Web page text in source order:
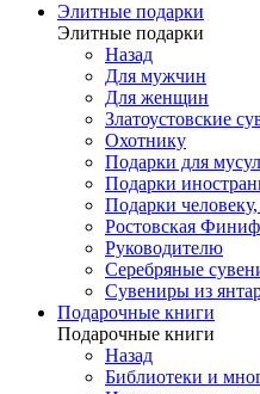
Элитные подарки
Элитные подарки
Назад
Для мужчин
Для женщин
Златоустовские
Охотнику
Подарки для
Подарки
Подарки человеку,
Ростовская
Руководителю
Серебряные
Сувениры из
Подарочные книги
Подарочные книги
Назад
Библиотеки и